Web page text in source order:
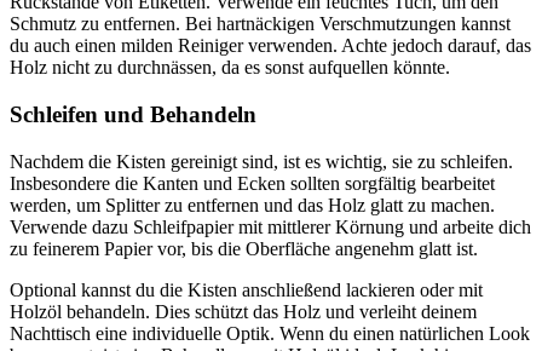
Schmutz zu entfernen. Bei hartnäckigen Verschmutzungen kannst
du auch einen milden Reiniger verwenden. Achte jedoch darauf, das
Holz nicht zu durchnässen, da es sonst aufquellen könnte.
Schleifen und Behandeln
Nachdem die Kisten gereinigt sind, ist es wichtig, sie zu schleifen.
Insbesondere die Kanten und Ecken sollten sorgfältig bearbeitet
werden, um Splitter zu entfernen und das Holz glatt zu machen.
Verwende dazu Schleifpapier mit mittlerer Körnung und arbeite dich
zu feinerem Papier vor, bis die Oberfläche angenehm glatt ist.
Optional kannst du die Kisten anschließend lackieren oder mit
Holzöl behandeln. Dies schützt das Holz und verleiht deinem
Nachttisch eine individuelle Optik. Wenn du einen natürlichen Look